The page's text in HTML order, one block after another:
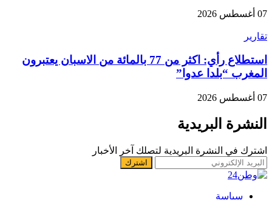
07 أغسطس 2026
تقارير
استطلاع رأي: اكثر من 77 بالمائة من الاسبان يعتبرون
المغرب “بلدا عدوا”
07 أغسطس 2026
النشرة البريدية
اشترك في النشرة البريدية لتصلك آخر الأخبار
سياسة